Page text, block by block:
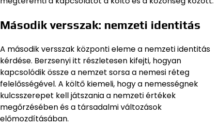
Második versszak: nemzeti identitás
A második versszak központi eleme a nemzeti identitás
kérdése. Berzsenyi itt részletesen kifejti, hogyan
kapcsolódik össze a nemzet sorsa a nemesi réteg
felelősségével. A költő kiemeli, hogy a nemességnek
kulcsszerepet kell játszania a nemzeti értékek
megőrzésében és a társadalmi változások
előmozdításában.